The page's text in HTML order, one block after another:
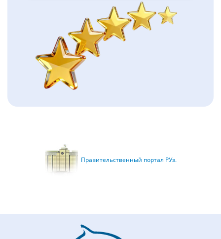
Правительственный портал РУз.